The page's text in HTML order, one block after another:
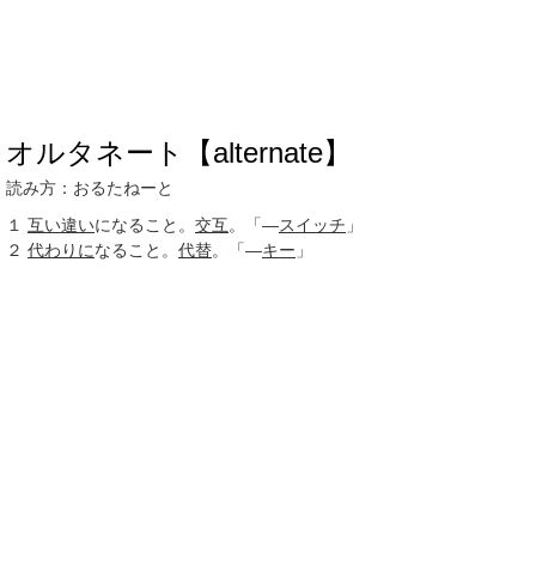
オルタネート【alternate】
読み方：おるたねーと
１
互い違いになること。 交互。「―スイッチ 」
２ 代わりになること。 代替。「―キー 」